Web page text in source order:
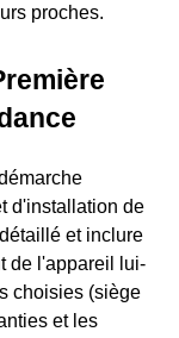
proches.
d'installation de
et inclure
de l'appareil lui-
choisies (siège
et les